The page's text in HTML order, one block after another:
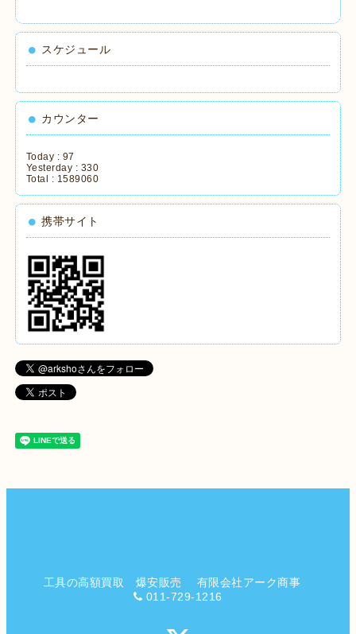
スケジュール
カウンター
Today : 97
Yesterday : 330
Total : 1589060
携帯サイト
工具の高額買取 爆安販売 有限会社アーク商事
011-729-1216